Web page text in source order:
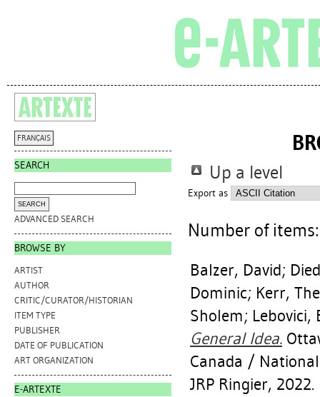
FRANÇAIS
SEARCH
ADVANCED SEARCH
BROWSE BY
ARTIST
AUTHOR
CRITIC/CURATOR/HISTORIAN
ITEM TYPE
PUBLISHER
DATE OF PUBLICATION
ART ORGANIZATION
E-ARTEXTE
Up a level
Export as
Number of
Balzer, David;
Dominic; Kerr,
Sholem; Lebovici,
General Idea.
Canada /
JRP Ringier, 2022.